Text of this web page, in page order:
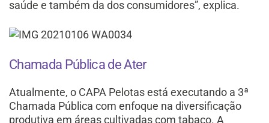
saúde e também da dos consumidores”, explica.
Chamada Pública de Ater
Atualmente, o CAPA Pelotas está executando a 3ª
Chamada Pública com enfoque na diversificação
produtiva em áreas cultivadas com tabaco. A